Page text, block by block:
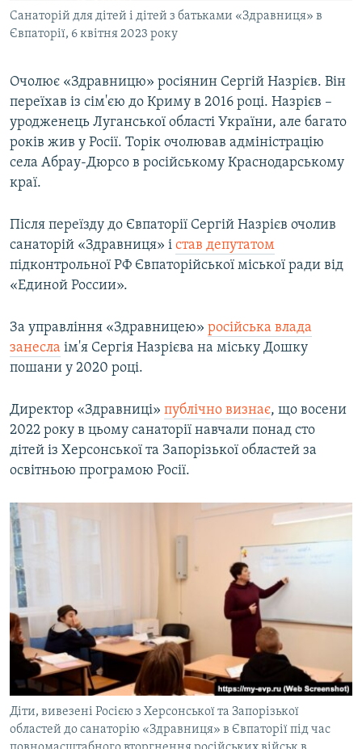
Санаторій для дітей і дітей з батьками «Здравниця» в
Євпаторії, 6 квітня 2023 року
Очолює «Здравницю» росіянин Сергій Назрієв. Він
переїхав із сім'єю до Криму в 2016 році. Назрієв –
уродженець Луганської області України, але багато
років жив у Росії. Торік очолював адміністрацію
села Абрау-Дюрсо в російському Краснодарському
краї.
Після переїзду до Євпаторії Сергій Назрієв очолив
санаторій «Здравниця» і став депутатом
підконтрольної РФ Євпаторійської міської ради від
«Единой России».
За управління «Здравницею» російська влада
занесла ім'я Сергія Назрієва на міську Дошку
пошани у 2020 році.
Директор «Здравниці» публічно визнає, що восени
2022 року в цьому санаторії навчали понад сто
дітей із Херсонської та Запорізької областей за
освітньою програмою Росії.
Діти, вивезені Росією з Херсонської та Запорізької
областей до санаторію «Здравниця» в Євпаторії під час